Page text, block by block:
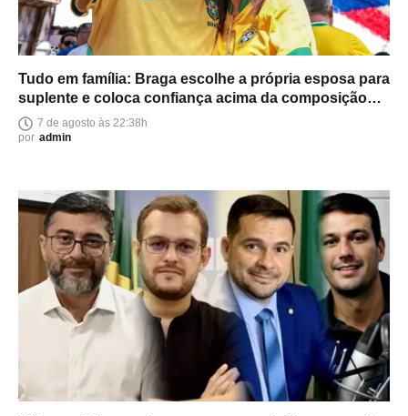
Tudo em família: Braga escolhe a própria esposa para
suplente e coloca confiança acima da composição
política
7 de agosto às 22:38h
por admin